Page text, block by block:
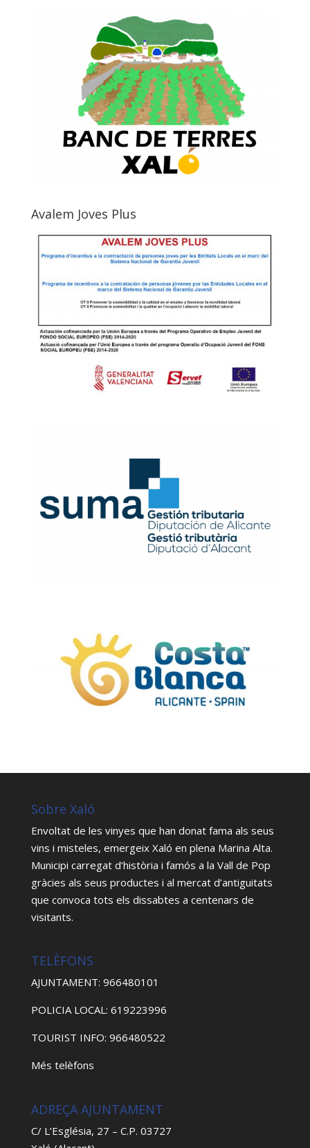
Avalem Joves Plus
Sobre Xaló
Envoltat de les vinyes que han donat fama als seus
vins i misteles, emergeix Xaló en plena Marina Alta.
Municipi carregat d’història i famós a la Vall de Pop
gràcies als seus productes i al mercat d’antiguitats
que convoca tots els dissabtes a centenars de
visitants.
TELÈFONS
AJUNTAMENT: 966480101
POLICIA LOCAL: 619223996
TOURIST INFO: 966480522
Més telèfons
ADREÇA AJUNTAMENT
C/ L’Església, 27 – C.P. 03727